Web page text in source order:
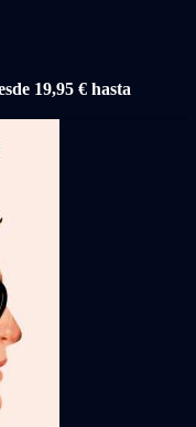
19,95 € hasta